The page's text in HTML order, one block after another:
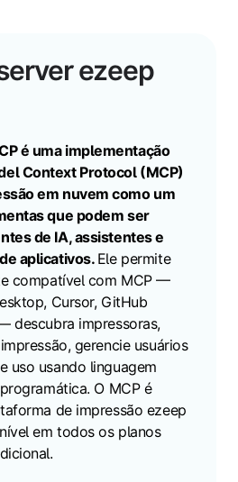
ezeep
é uma implementação
Context Protocol (MCP)
em nuvem como um
que podem ser
de IA, assistentes e
aplicativos. Ele permite
compatível com MCP —
Cursor, GitHub
descubra impressoras,
gerencie usuários
uso usando linguagem
O MCP é
de impressão ezeep
em todos os planos